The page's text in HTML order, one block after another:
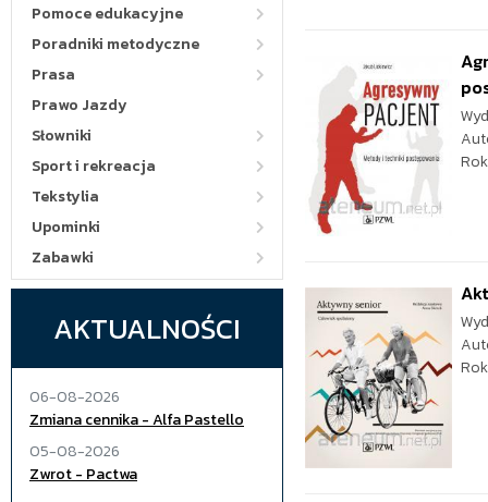
Pomoce edukacyjne
Poradniki metodyczne
Prasa
Prawo Jazdy
Słowniki
Sport i rekreacja
Tekstylia
Upominki
Zabawki
AKTUALNOŚCI
06-08-2026
Zmiana cennika - Alfa Pastello
05-08-2026
Zwrot - Pactwa